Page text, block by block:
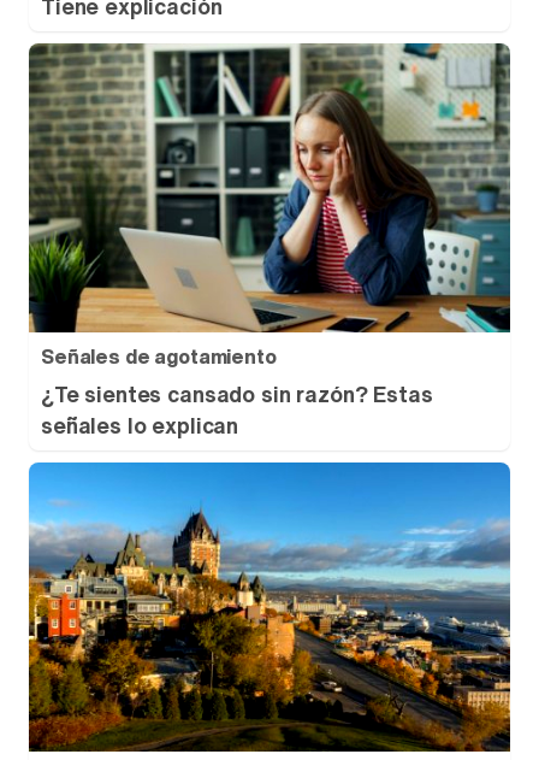
Señales de agotamiento
¿Te sientes cansado sin razón? Estas
señales lo explican